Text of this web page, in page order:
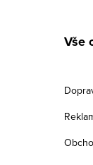
Vše